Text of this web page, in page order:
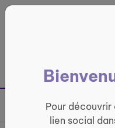
France entière
Pour
lien social
Partager sur
Panneau de gestion des